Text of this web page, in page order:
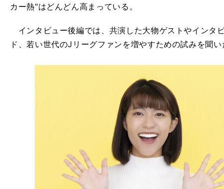
カー熱"はどんどん高まっている。
インタビュー後編では、共演した大物ゲストやインタ
ド、若い世代のJリーグファンを増やすための試みを聞い